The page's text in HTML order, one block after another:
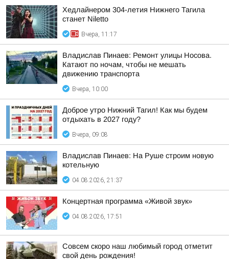
Хедлайнером 304-летия Нижнего Тагила
станет Niletto
Вчера, 11:17
Владислав Пинаев: Ремонт улицы Носова.
Катают по ночам, чтобы не мешать
движению транспорта
Вчера, 10:00
Доброе утро Нижний Тагил! Как мы будем
отдыхать в 2027 году?
Вчера, 09:08
Владислав Пинаев: На Руше строим новую
котельную
04.08.2026, 21:37
Концертная программа «Живой звук»
04.08.2026, 17:51
Совсем скоро наш любимый город отметит
свой день рождения!